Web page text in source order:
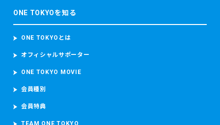
ONE TOKYOを知る
ONE TOKYOとは
オフィシャルサポーター
ONE TOKYO MOVIE
会員種別
会員特典
TEAM ONE TOKYO